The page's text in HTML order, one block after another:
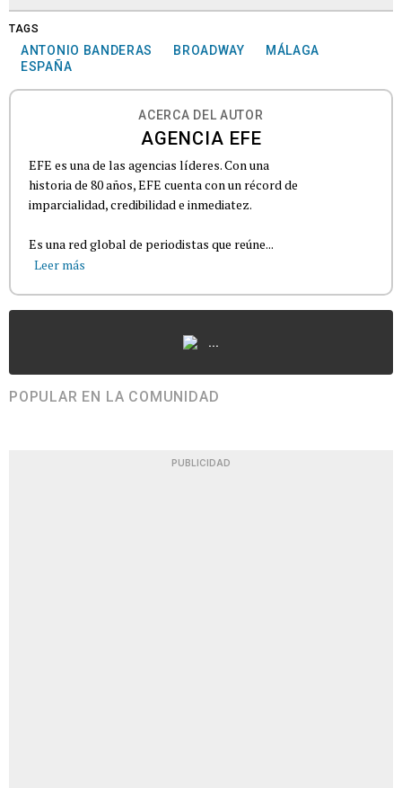
TAGS
ANTONIO BANDERAS BROADWAY
MÁLAGA
ESPAÑA
ACERCA DEL AUTOR
AGENCIA EFE
EFE es una de las agencias líderes. Con una
historia de 80 años, EFE cuenta con un récord de
imparcialidad, credibilidad e inmediatez.
Es una red global de periodistas que reúne...
Leer más
...
POPULAR EN LA COMUNIDAD
PUBLICIDAD